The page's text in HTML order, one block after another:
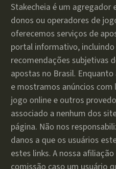
Stakecheia é um agregador
donos ou operadores de
oferecemos serviços de
portal informativo, incluindo
recomendações subjetivas
apostas no Brasil.
e mostramos anúncios com
jogo online e outros
associado a nenhum dos
página. Não nos
danos a que os usuários
estes links. A nossa